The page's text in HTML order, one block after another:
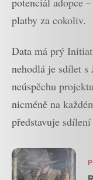
platby za cokoliv.
Data má prý
nehodlá je sdílet s
neúspěchu
nicméně na
představuje